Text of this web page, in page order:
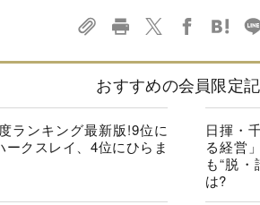
おすすめの会員限定
ランキング最新版!9位に
ークスレイ、4位にひらま
日揮・
る経営
も“脱
は?